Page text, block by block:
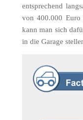
entsprechend
von 400.000 Euro
kann man sich
in die Garage